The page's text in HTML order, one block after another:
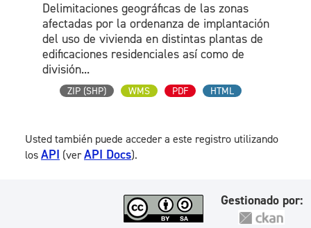
Delimitaciones geográficas de las zonas
afectadas por la ordenanza de implantación
del uso de vivienda en distintas plantas de
edificaciones residenciales así como de
división...
ZIP (SHP) WMS PDF HTML
Usted también puede acceder a este registro utilizando
los API (verAPI Docs).
Gestionado por: